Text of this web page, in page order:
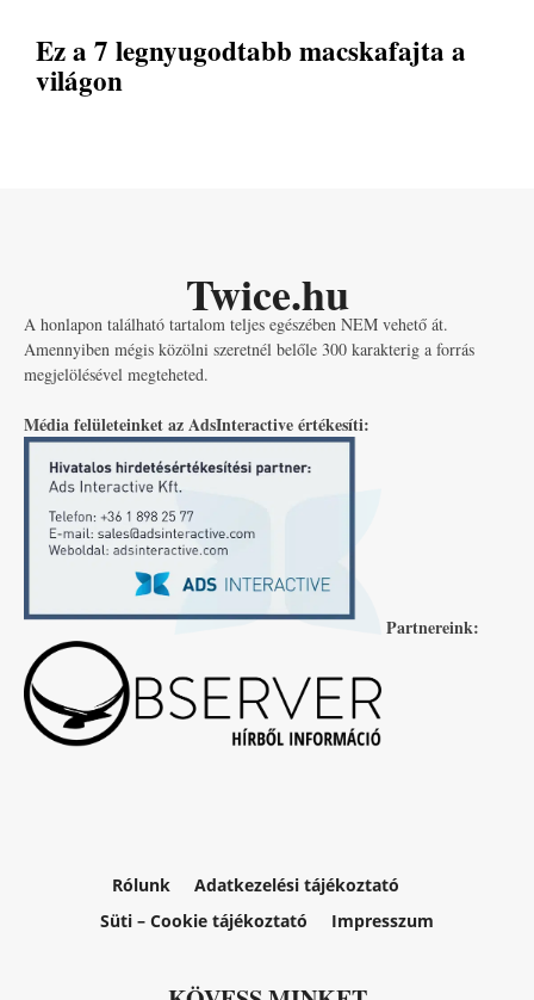
Ez a 7 legnyugodtabb macskafajta a
világon
Twice.hu
A honlapon található tartalom teljes egészében NEM vehető át.
Amennyiben mégis közölni szeretnél belőle 300 karakterig a forrás
megjelölésével megteheted.
Média felületeinket az AdsInteractive értékesíti:
Partnereink:
Rólunk
Adatkezelési tájékoztató
Süti – Cookie tájékoztató
Impresszum